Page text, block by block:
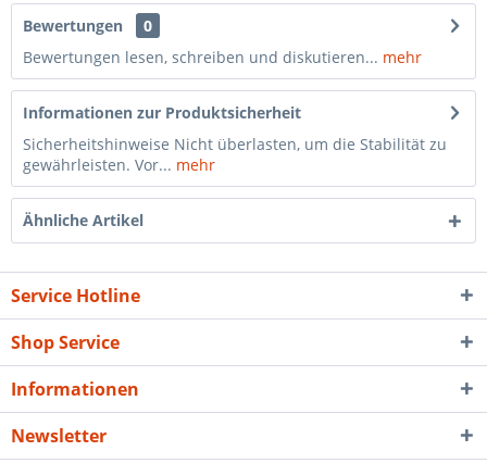
Bewertungen
0
Bewertungen lesen, schreiben und diskutieren... mehr
Informationen zur Produktsicherheit
Sicherheitshinweise Nicht überlasten, um die Stabilität zu
gewährleisten. Vor... mehr
Ähnliche Artikel
Service Hotline
Shop Service
Informationen
Newsletter